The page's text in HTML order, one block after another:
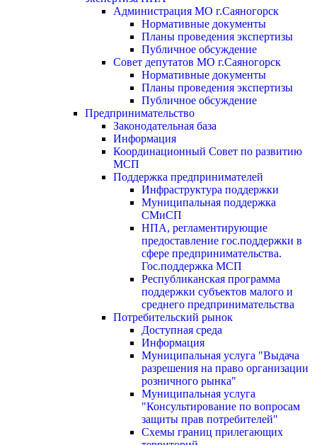
Администрация МО г.Саяногорск
Нормативные документы
Планы проведения экспертизы
Публичное обсуждение
Совет депутатов МО г.Саяногорск
Нормативные документы
Планы проведения экспертизы
Публичное обсуждение
Предпринимательство
Законодательная база
Информация
Координационный Совет по развитию
МСП
Поддержка предпринимателей
Инфраструктура поддержки
Муниципальная поддержка
СМиСП
НПА, регламентирующие
предоставление гос.поддержки в
сфере предпринимательства.
Гос.поддержка МСП
Республиканская программа
поддержки субъектов малого и
среднего предпринимательства
Потребительский рынок
Доступная среда
Информация
Муниципальная услуга "Выдача
разрешения на право организации
розничного рынка"
Муниципальная услуга
"Консультирование по вопросам
защиты прав потребителей"
Схемы границ прилегающих